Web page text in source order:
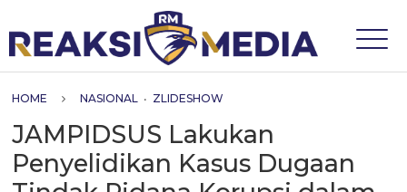
HOME NASIONAL • ZLIDESHOW
JAMPIDSUS Lakukan
Penyelidikan Kasus Dugaan